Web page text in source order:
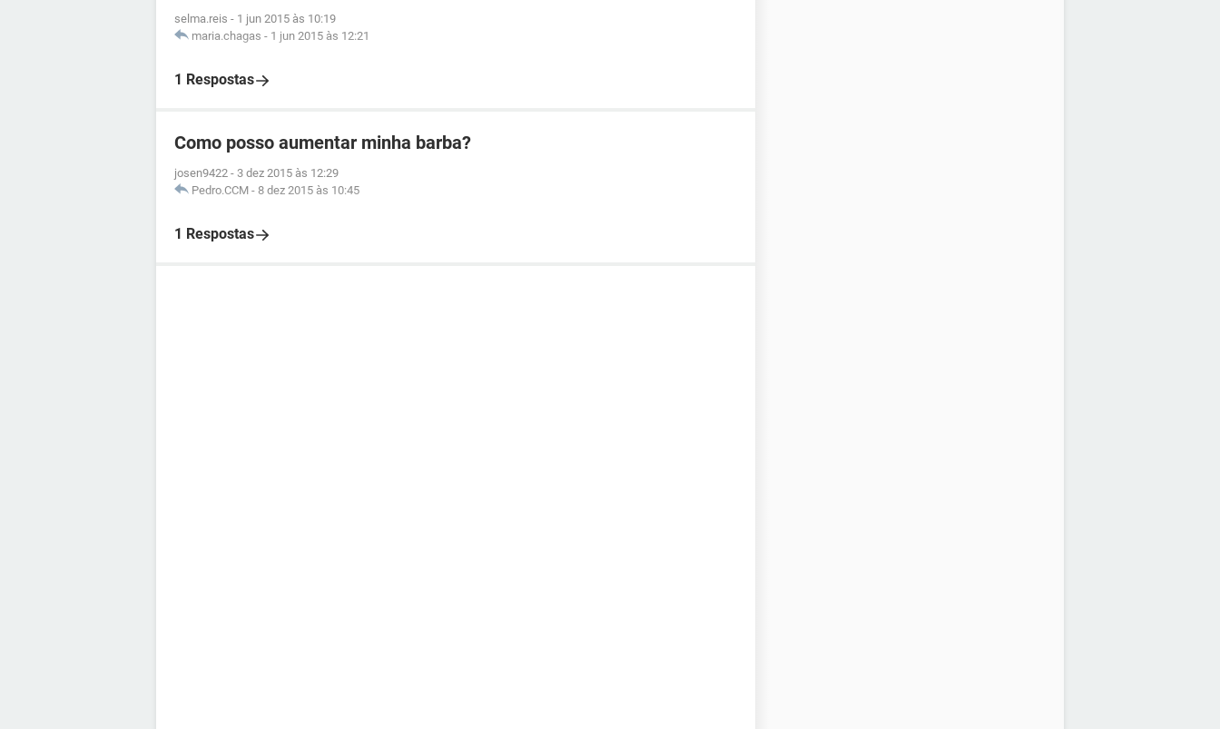
selma.reis - 1 jun 2015 às 10:19
maria.chagas - 1 jun 2015 às 12:21
1 Respostas
Como posso aumentar minha barba?
josen9422 - 3 dez 2015 às 12:29
Pedro.CCM - 8 dez 2015 às 10:45
1 Respostas